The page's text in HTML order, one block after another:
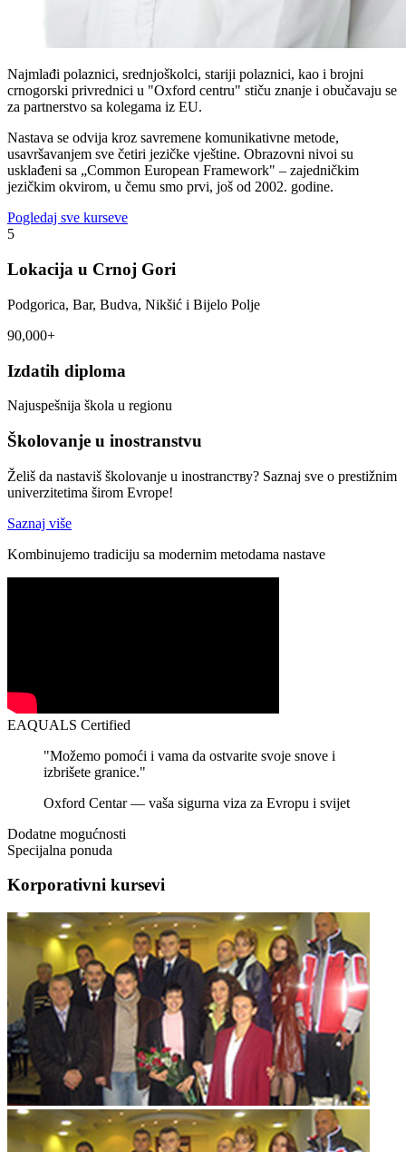
Najmlađi polaznici, srednjoškolci, stariji polaznici, kao i brojni
crnogorski privrednici u "Oxford centru" stiču znanje i obučavaju se
za partnerstvo sa kolegama iz EU.
Nastava se odvija kroz savremene komunikativne metode,
usavršavanjem sve četiri jezičke vještine. Obrazovni nivoi su
usklađeni sa „Common European Framework" – zajedničkim
jezičkim okvirom, u čemu smo prvi, još od 2002. godine.
Pogledaj sve kurseve
5
Lokacija u Crnoj Gori
Podgorica, Bar, Budva, Nikšić i Bijelo Polje
90,000+
Izdatih diploma
Najuspešnija škola u regionu
Školovanje u inostranstvu
Želiš da nastaviš školovanje u inostranству? Saznaj sve o prestižnim
univerzitetima širom Evrope!
Saznaj više
Kombinujemo tradiciju sa modernim metodama nastave
EAQUALS Certified
"Možemo pomoći i vama da ostvarite svoje snove i
izbrišete granice."
Oxford Centar — vaša sigurna viza za Evropu i svijet
Dodatne mogućnosti
Specijalna ponuda
Korporativni kursevi